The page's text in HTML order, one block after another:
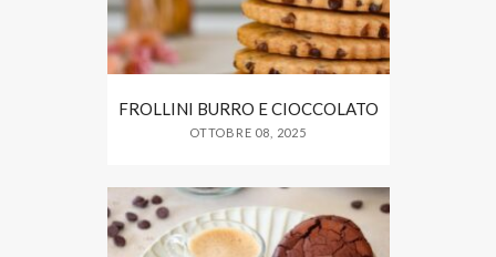
FROLLINI BURRO E CIOCCOLATO
OTTOBRE 08, 2025